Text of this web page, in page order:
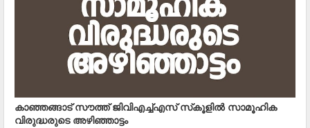
കാഞ്ഞങ്ങാട് സൗത്ത് ജിവിഎച്ച്എസ് സ്‌കൂളില്‍ സാമൂഹിക
വിരുദ്ധരുടെ അഴിഞ്ഞാട്ടം